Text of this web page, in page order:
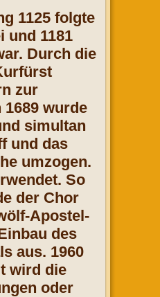
1125 folgte
und 1181
Durch die
zur
wurde
simultan
und das
umzogen.
So
der Chor
Apostel-
des
aus. 1960
wird die
oder